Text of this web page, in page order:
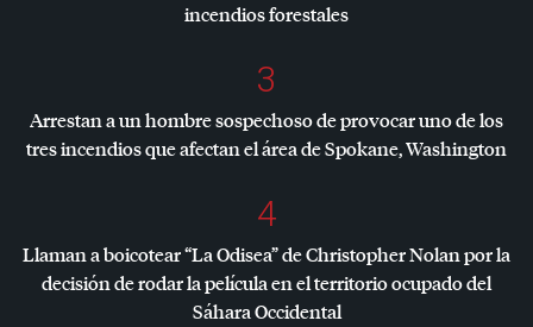
incendios forestales
3
Arrestan a un hombre sospechoso de provocar uno de los
tres incendios que afectan el área de Spokane, Washington
4
Llaman a boicotear “La Odisea” de Christopher Nolan por la
decisión de rodar la película en el territorio ocupado del
Sáhara Occidental